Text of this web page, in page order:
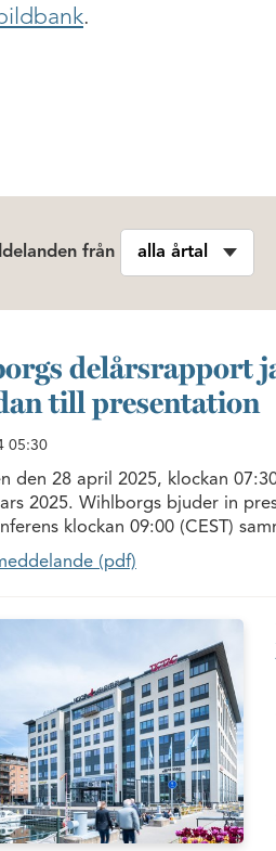
.
från
delårsrapport
till presentation
05:30
den 28 april 2025, klockan
2025. Wihlborgs bjuder in
klockan 09:00 (CEST)
(pdf)